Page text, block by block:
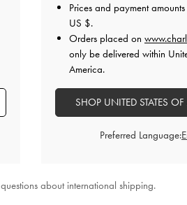
安でしたが、普段23cmの靴を履
快適さ
Prices and payment
US $.
Orders placed on
only be delivered within
America.
SHOP UNITED STATES
Preferred Language:
about international shipping.